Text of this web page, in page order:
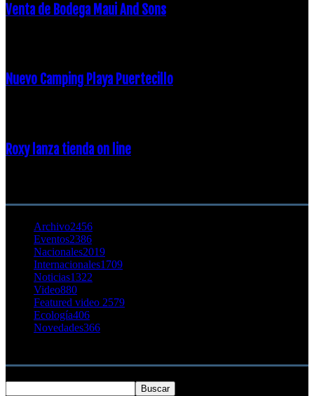
Venta de Bodega Maui And Sons
Nuevo Camping Playa Puertecillo
Roxy lanza tienda on line
Archivo2456
Eventos2386
Nacionales2019
Internacionales1709
Noticias1322
Video880
Featured video 2579
Ecología406
Novedades366